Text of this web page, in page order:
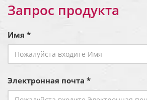
Запрос продукта
Имя *
Электронная почта *